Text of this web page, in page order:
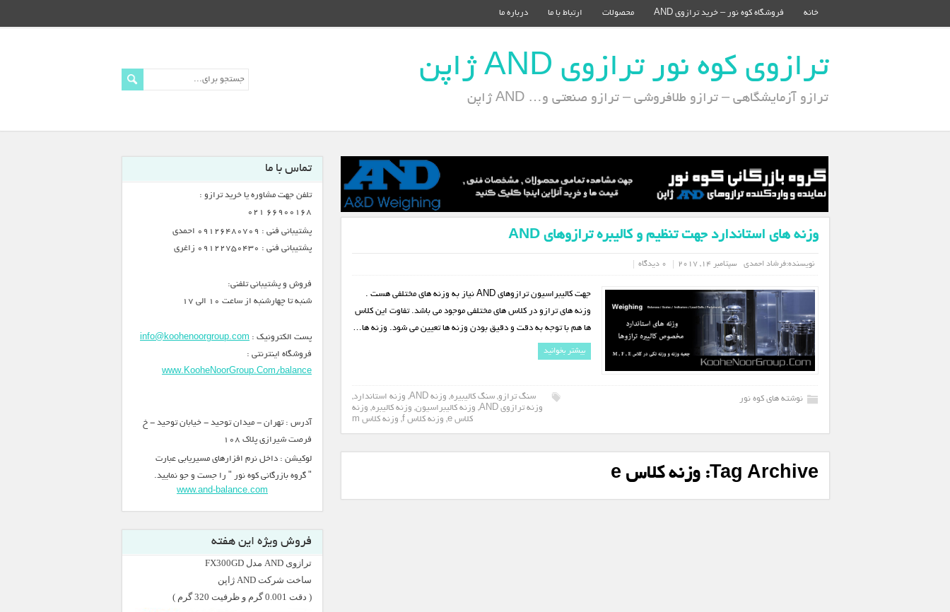
خانه فروشگاه کوه نور – خرید ترازوی AND محصولات ارتباط با ما درباره ما
ترازوی کوه نور ترازوی AND ژاپن
ترازو آزمایشگاهی – ترازو طلافروشی – ترازو صنعتی و… AND ژاپن
Tag Archive: وزنه کلاس e
وزنه های استاندارد جهت تنظیم و کالیبره ترازوهای AND
نویسنده:فرشاد احمدی سپتامبر 14, 2017 0 دیدگاه
جهت کالیبراسیون ترازوهای AND نیاز به وزنه های مختلفی هست .
وزنه های ترازو در کلاس های مختلفی موجود می باشد. تفاوت این کلاس
ها هم با توجه به دقت و دقیق بودن وزنه ها تعیین می شود. وزنه ها…
بیشتر بخوانید
نوشته های کوه نور سنگ ترازو, سنگ کالیبیره, وزنه AND , وزنه استاندارد,
وزنه ترازوی AND
, وزنه کالیبراسیون, وزنه کالیبره, وزنه
کلاس e
, وزنه کلاس f , وزنه کلاس m
تماس با ما
تلفن جهت مشاوره یا خرید ترازو :
66900168 021
پشتیبانی فنی : 09126480709 احمدی
پشتیبانی فنی : 09122750430 زاغری
فروش و پشتیبانی تلفنی:
شنبه تا چهارشنبه از ساعت 10 الی 17
پست الکترونیک : info@koohenoorgroup.com
فروشگاه اینترنتی :
www.KooheNoorGroup.Com/balance
آدرس : تهران - میدان توحید - خیابان توحید - خ
فرصت شیرازی پلاک 108
لوکیشن : داخل نرم افزارهای مسیریابی عبارت
" گروه بازرگانی کوه نور " را جست و جو نمایید.
www.and-balance.com
فروش ویژه این هفته
ترازوی AND مدل FX300GD
ساخت شرکت AND ژاپن
( دقت 0.001 گرم و ظرفیت 320 گرم )